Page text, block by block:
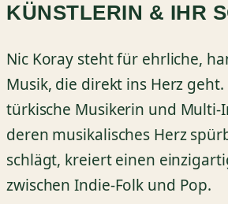
KÜNSTLERIN & IHR
Nic Koray steht für ehrliche,
Musik, die direkt ins Herz
türkische Musikerin und
deren musikalisches Herz
schlägt, kreiert einen
zwischen Indie-Folk und Pop.